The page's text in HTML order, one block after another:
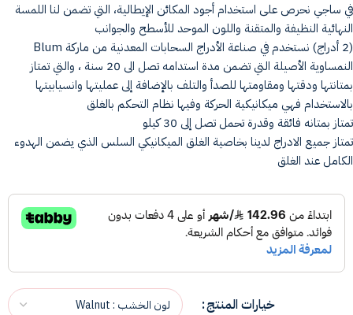
في ساجي نحرص على استخدام أجود المكائن الإيطالية، التي تضمن لنا اللمسة
النهائية النظيفة والمتقنة واللون الموحد للأسطح والجوانب
(2 أدراج) نستخدم في صناعة الأدراج السحابات المعدنية من ماركة Blum
النمساوية الأصيلة التي تضمن مدة استدامه تصل الى 20 سنة ، والتي تمتاز
بمتانتها ودقتها ومقاومتها للصدأ والتلف بالإضافة إلى عمليتها وانسيابيتها
بالاستخدام فهي ميكانيكية الحركة وفيها نظام التحكم بالغلق
تمتاز بمتانه فائقة وقدرة تحمل تصل إلى 30 كيلو
تمتاز جميع الادراج لدينا بخاصية الغلق الميكانيكي السلس الذي يضمن الهدوء
الكامل عند الغلق
خيارات المنتج